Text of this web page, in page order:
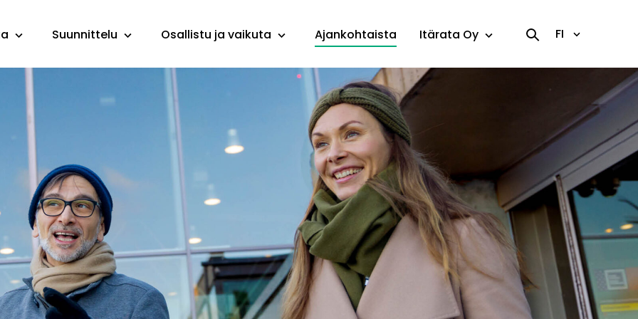
Suunnittelu Osallistu ja vaikuta Ajankohtaista Itärata Oy FI